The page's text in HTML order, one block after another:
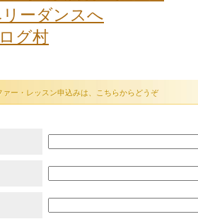
グ村
ァー・レッスン申込みは、こちらからどうぞ